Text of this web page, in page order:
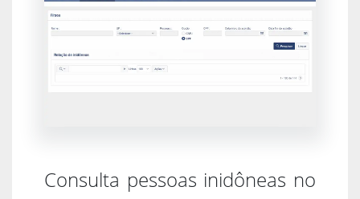
Consulta pessoas inidôneas no